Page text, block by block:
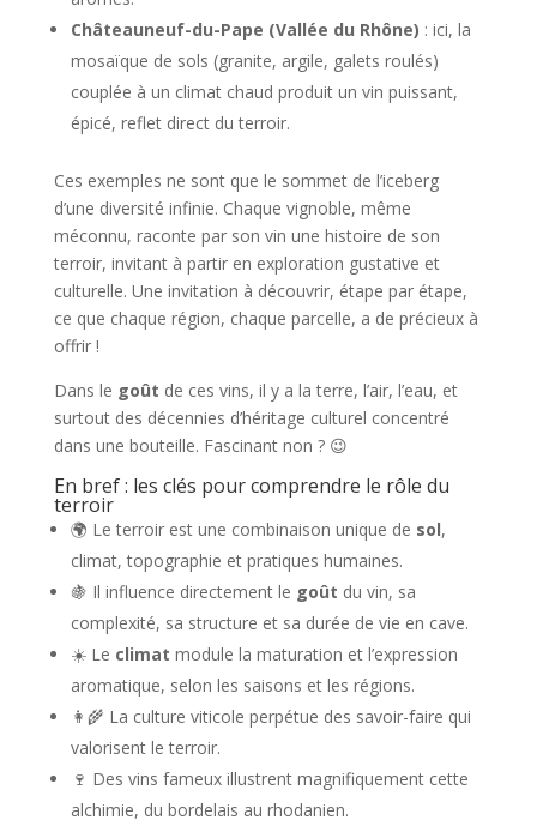
Châteauneuf-du-Pape (Vallée du Rhône) : ici, la
mosaïque de sols (granite, argile, galets roulés)
couplée à un climat chaud produit un vin puissant,
épicé, reflet direct du terroir.
Ces exemples ne sont que le sommet de l’iceberg
d’une diversité infinie. Chaque vignoble, même
méconnu, raconte par son vin une histoire de son
terroir, invitant à partir en exploration gustative et
culturelle. Une invitation à découvrir, étape par étape,
ce que chaque région, chaque parcelle, a de précieux à
offrir !
Dans le goût de ces vins, il y a la terre, l’air, l’eau, et
surtout des décennies d’héritage culturel concentré
dans une bouteille. Fascinant non ? 😉
En bref : les clés pour comprendre le rôle du
terroir
🌍 Le terroir est une combinaison unique de sol,
climat, topographie et pratiques humaines.
🍇 Il influence directement le goût du vin, sa
complexité, sa structure et sa durée de vie en cave.
☀️ Le climat module la maturation et l’expression
aromatique, selon les saisons et les régions.
👩‍🌾 La culture viticole perpétue des savoir-faire qui
valorisent le terroir.
🍷 Des vins fameux illustrent magnifiquement cette
alchimie, du bordelais au rhodanien.